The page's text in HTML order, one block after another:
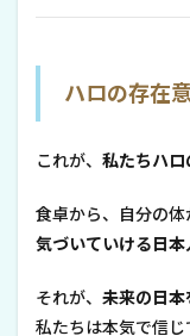
ハロの存在
これが、 私たちハ
食卓から、自分の体
気づいていける日本
それが、 未来の日本
私たちは本気で信じ